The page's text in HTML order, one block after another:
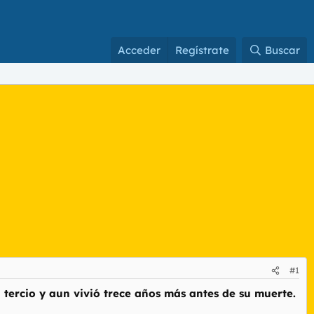
Acceder Regístrate Buscar
#1
y aun vivió trece años más antes de su muerte.